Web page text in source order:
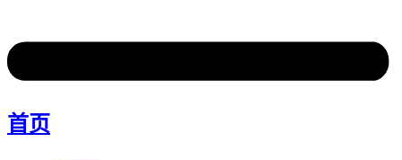
首页